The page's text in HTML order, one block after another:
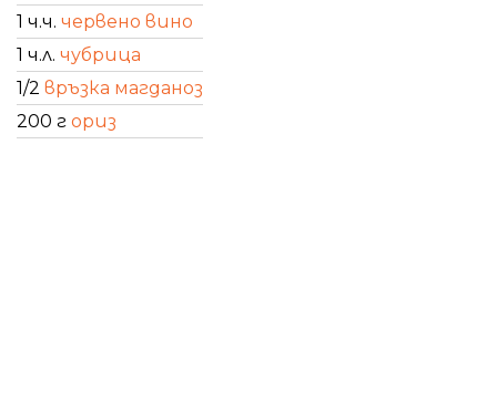
1 ч.ч. червено вино
1 ч.л. чубрица
1/2 връзка магданоз
200 г ориз